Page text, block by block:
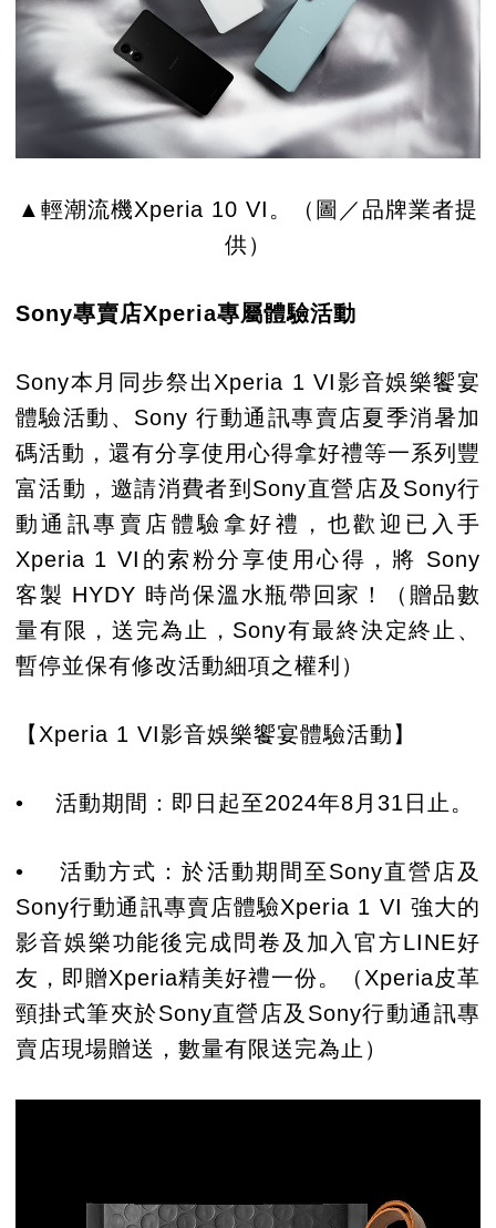
▲輕潮流機Xperia 10 VI。（圖／品牌業者提
供）
Sony專賣店Xperia專屬體驗活動
Sony本月同步祭出Xperia 1 VI影音娛樂饗宴
體驗活動、Sony 行動通訊專賣店夏季消暑加
碼活動，還有分享使用心得拿好禮等一系列豐
富活動，邀請消費者到Sony直營店及Sony行
動通訊專賣店體驗拿好禮，也歡迎已入手
Xperia 1 VI的索粉分享使用心得，將 Sony
客製 HYDY 時尚保溫水瓶帶回家！（贈品數
量有限，送完為止，Sony有最終決定終止、
暫停並保有修改活動細項之權利）
【Xperia 1 VI影音娛樂饗宴體驗活動】
• 活動期間：即日起至2024年8月31日止。
• 活動方式：於活動期間至Sony直營店及
Sony行動通訊專賣店體驗Xperia 1 VI 強大的
影音娛樂功能後完成問卷及加入官方LINE好
友，即贈Xperia精美好禮一份。（Xperia皮革
頸掛式筆夾於Sony直營店及Sony行動通訊專
賣店現場贈送，數量有限送完為止）